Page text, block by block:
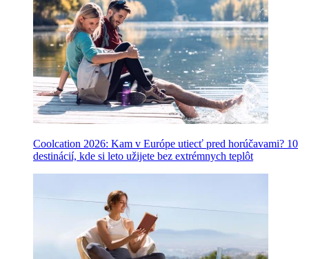
Coolcation 2026: Kam v Európe utiecť pred horúčavami? 10
destinácií, kde si leto užijete bez extrémnych teplôt